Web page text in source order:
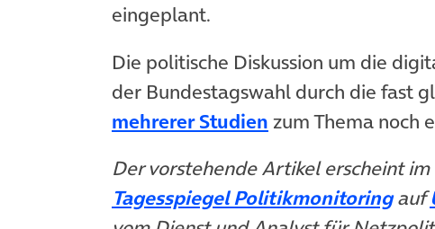
eingeplant.
Die politische Diskussion um die
der Bundestagswahl durch die fast
mehrerer Studien (öffnet in neuem
zum Thema noch
Der vorstehende Artikel erscheint
Tagesspiegel Politikmonitoringauf